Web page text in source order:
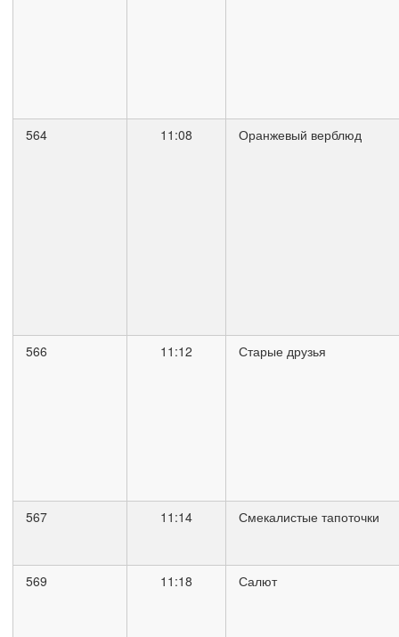
564 11:08 Оранжевый верблюд
566 11:12 Старые друзья
567 11:14 Смекалистые тапоточки
569 11:18 Салют